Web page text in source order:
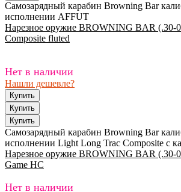
Самозарядный карабин Browning Bar
исполнении AFFUT
Нарезное оружие BROWNING BAR (.30-
Composite fluted
Нет в наличии
Нашли дешевле?
Самозарядный карабин Browning Bar
исполнении Light Long Trac Composite с
Нарезное оружие BROWNING BAR (.30-
Game HC
Нет в наличии